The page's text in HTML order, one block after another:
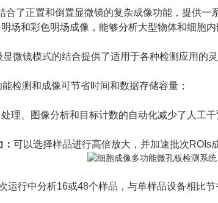
合了正置和倒置显微镜的复杂成像功能，提供一
场和彩色明场成像，能够分析大型物体和细胞内
显微镜模式的结合提供了适用于各种检测应用的
检测和成像可节省时间和数据存储容量；
理、图像分析和目标计数的自动化减少了人工干
可以选择样品进行高倍放大，并加速批次ROIs
运行中分析16或48个样品，与单样品设备相比节